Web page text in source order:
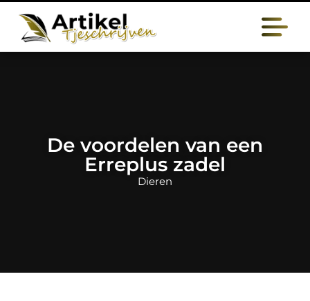
De voordelen van een
Erreplus zadel
Dieren